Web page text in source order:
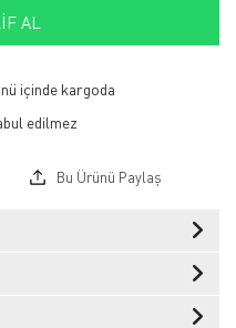
AL
içinde kargoda
Bu Ürünü Paylaş